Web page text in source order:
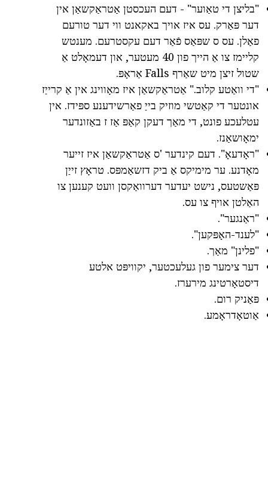
"בליצן די טאַוער" - דעם העכסטן אַטראַקשאַן אין
דער פּאַרק. עס איז אויך באקאנט ווי דער טורעם
פאַלן. עס ס שפּאַס פֿאַר דעם עקסטרעם. מענטש
קליימז צו אַ הייך פון 40 מעטער, און דעמאָלט אַ
שטול זיצן מיט שאַרף Falls אַראָפּ.
"די וואַטע קלוב." אַטראַקשאַן איז מאָווינג אין אַ קרייַז
אונטער די קאַטשי מוזיק בייַ פאַרשידענע ספּידז. אין
עטלעכע פונט, די מאַך דעקן קאַפּ אַז ז באַזונדער
ימאָושאַנז.
"ראָדעאָ". דעם קינדער 'ס אַטראַקשאַן איז זייער
מאָדנע. ער מימיקס אַ ביק דזשאַמפּס. טראָץ זייַן
פּאַשטעס, נישט יעדער דערוואַקסן וועט קענען צו
האַלטן אויף צו עס.
"ראַנגער".
"לענד-האָפּקען".
"פלינן" מאַך.
דער צימער פון געלעכטער, יקוויפּט אלטע
דיסטאָרטינג מירערז.
פּאַניק רום.
אַוטאָדראָמע.